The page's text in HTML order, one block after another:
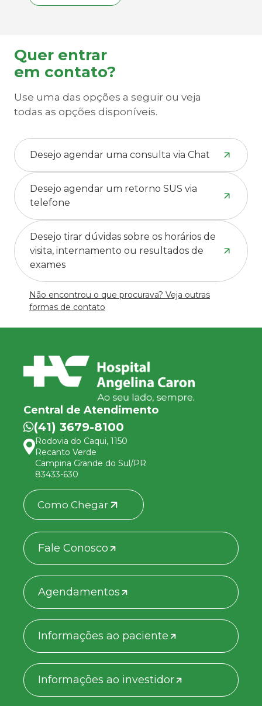
fossem concluídas dentro da janela
Quer entrar
em contato?
Use uma das opções a seguir ou veja
todas as opções disponíveis.
Desejo agendar uma consulta via Chat
Desejo agendar um retorno SUS via
telefone
Desejo tirar dúvidas sobre os horários de
visita, internamento ou resultados de
exames
Não encontrou o que procurava? Veja outras
formas de contato
Central de Atendimento
(41) 3679-8100
Rodovia do Caqui, 1150
Recanto Verde
Campina Grande do Sul/PR
83433-630
Como Chegar
Fale Conosco
Agendamentos
Informações ao paciente
Informações ao investidor